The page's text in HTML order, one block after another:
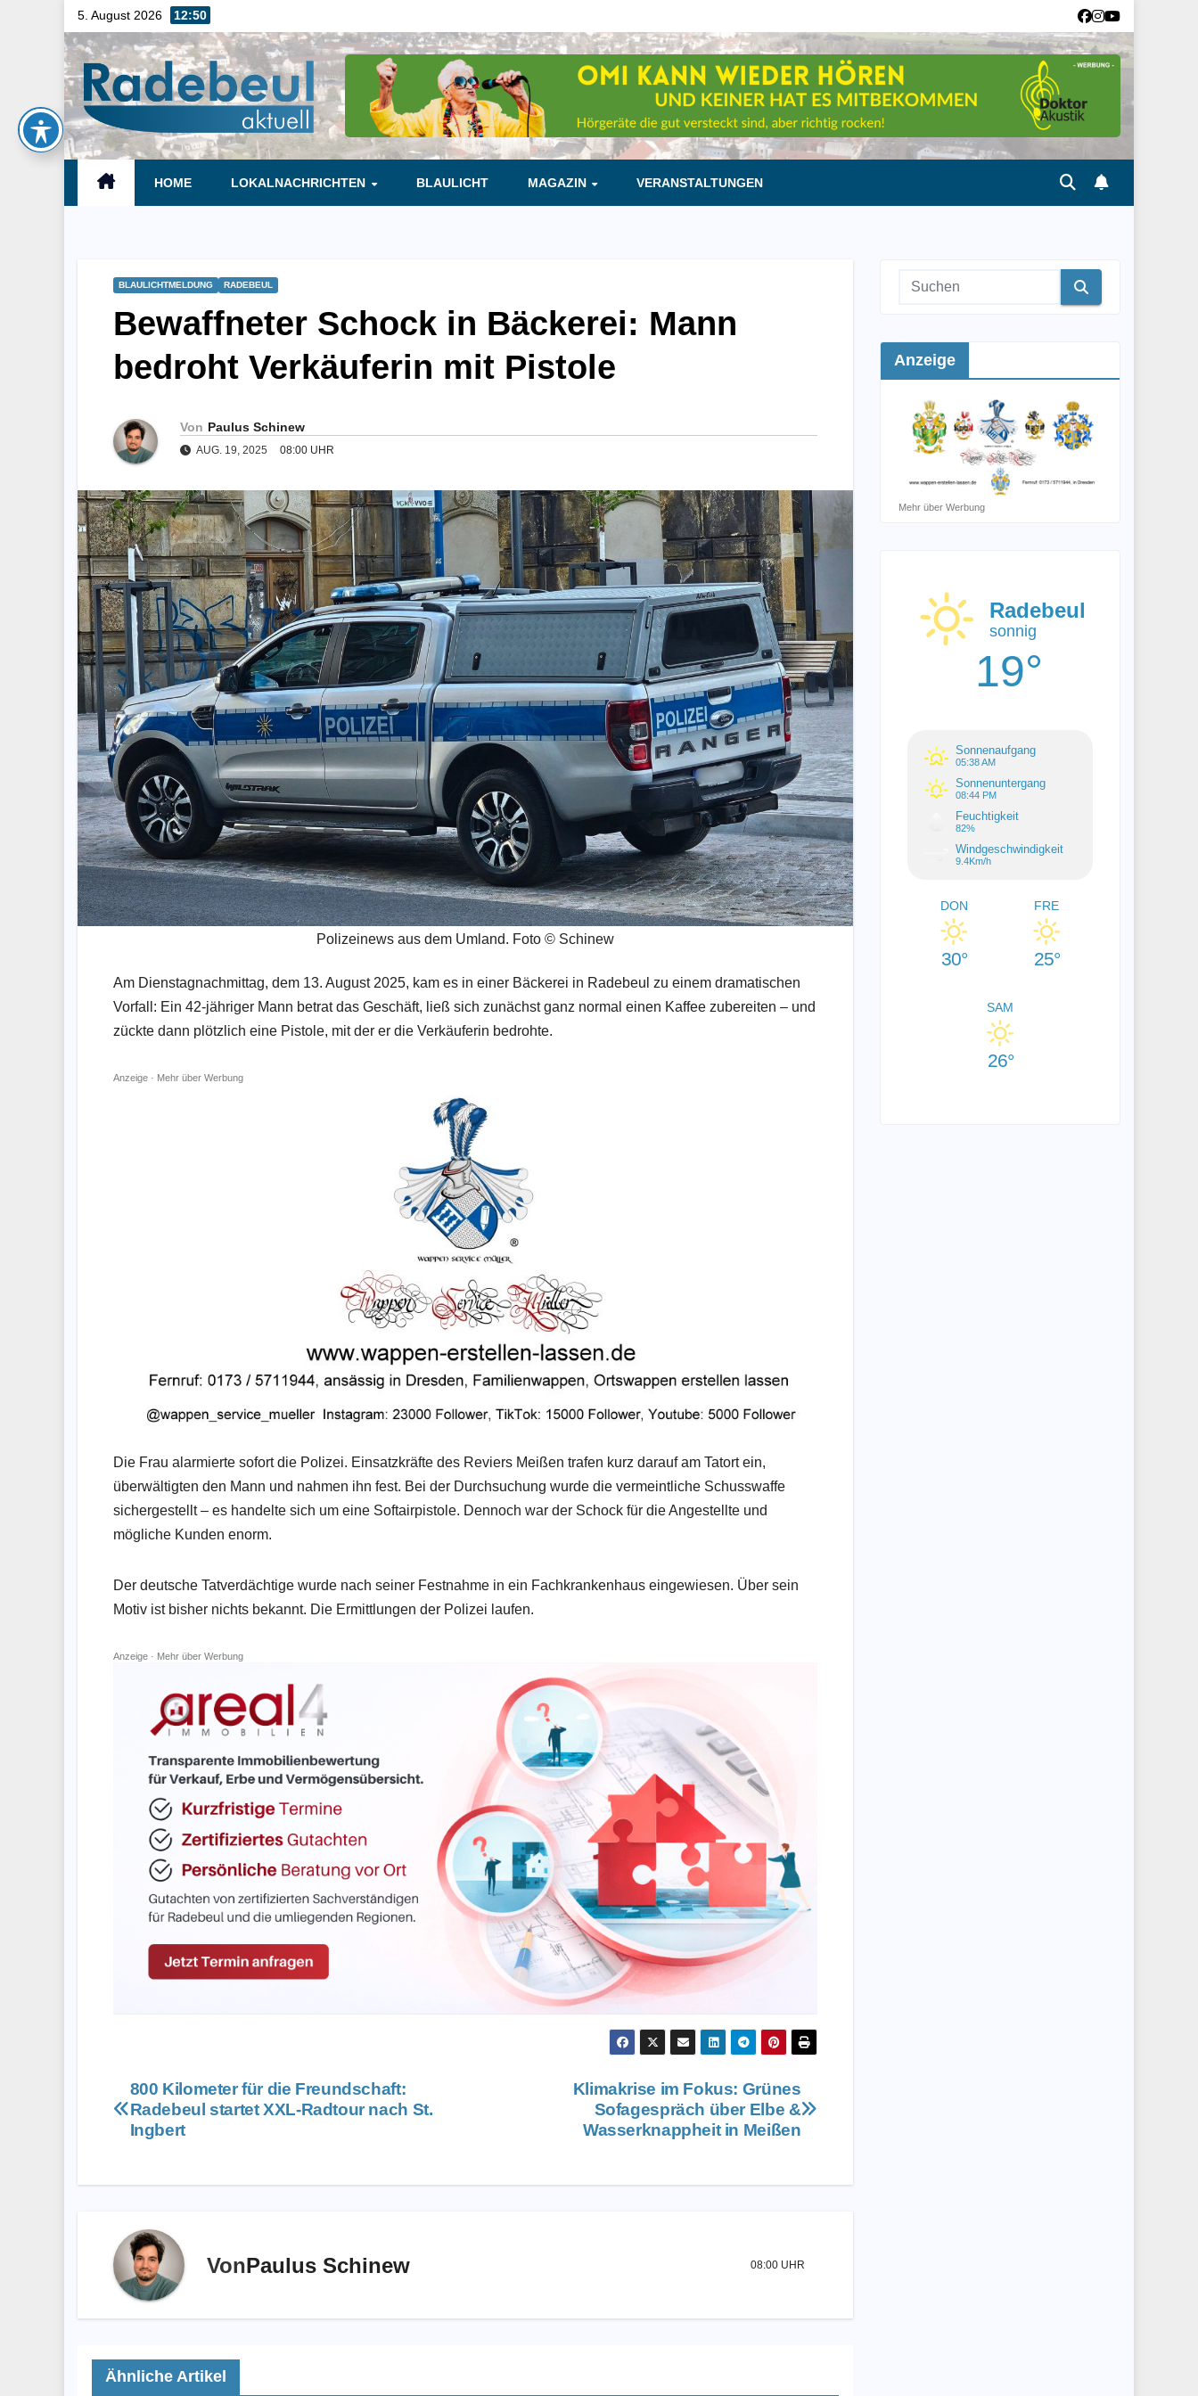
5. August 2026 12:50
HOME LOKALNACHRICHTEN BLAULICHT MAGAZIN VERANSTALTUNGEN
BLAULICHTMELDUNG RADEBEUL
Bewaffneter Schock in Bäckerei: Mann
bedroht Verkäuferin mit Pistole
Von Paulus Schinew
AUG. 19, 2025 08:00 UHR
Polizeinews aus dem Umland. Foto © Schinew
Am Dienstagnachmittag, dem 13. August 2025, kam es in einer Bäckerei in Radebeul zu einem dramatischen
Vorfall: Ein 42-jähriger Mann betrat das Geschäft, ließ sich zunächst ganz normal einen Kaffee zubereiten – und
zückte dann plötzlich eine Pistole, mit der er die Verkäuferin bedrohte.
Anzeige · Mehr über Werbung
Die Frau alarmierte sofort die Polizei. Einsatzkräfte des Reviers Meißen trafen kurz darauf am Tatort ein,
überwältigten den Mann und nahmen ihn fest. Bei der Durchsuchung wurde die vermeintliche Schusswaffe
sichergestellt – es handelte sich um eine Softairpistole. Dennoch war der Schock für die Angestellte und
mögliche Kunden enorm.
Der deutsche Tatverdächtige wurde nach seiner Festnahme in ein Fachkrankenhaus eingewiesen. Über sein
Motiv ist bisher nichts bekannt. Die Ermittlungen der Polizei laufen.
Anzeige · Mehr über Werbung
Beitragsnavigation
Klimakrise im Fokus: Grünes
Sofagespräch über Elbe &
Wasserknappheit in Meißen
800 Kilometer für die Freundschaft:
Radebeul startet XXL-Radtour nach St.
Ingbert
VonPaulus Schinew 08:00 UHR
Ähnliche Artikel
Anzeige
Mehr über Werbung
Radebeul
sonnig
19°
Sonnenaufgang
05:38 AM
Sonnenuntergang
08:44 PM
Feuchtigkeit
82%
Windgeschwindigkeit
9.4Km/h
DON
30°
FRE
25°
SAM
26°